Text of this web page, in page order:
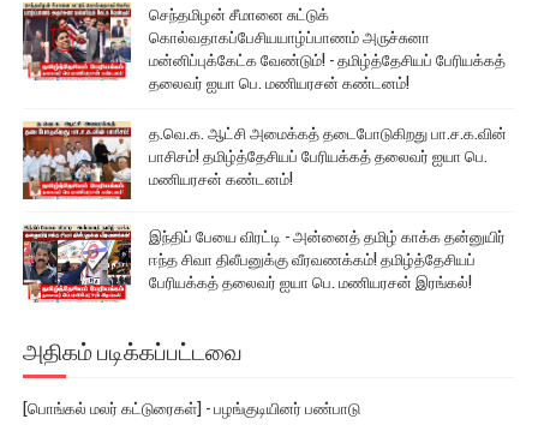
செந்தமிழன் சீமானை சுட்டுக்
கொல்வதாகப்பேசியயாழ்ப்பாணம் அருச்சுனா
மன்னிப்புக்கேட்க வேண்டும்! - தமிழ்த்தேசியப் பேரியக்கத்
தலைவர் ஐயா பெ. மணியரசன் கண்டனம்!
த.வெ.க. ஆட்சி அமைக்கத் தடைபோடுகிறது பா.ச.க.வின்
பாசிசம்! தமிழ்த்தேசியப் பேரியக்கத் தலைவர் ஐயா பெ.
மணியரசன் கண்டனம்!
இந்திப் பேயை விரட்டி - அன்னைத் தமிழ் காக்க தன்னுயிர்
ஈந்த சிவா திலீபனுக்கு வீரவணக்கம்! தமிழ்த்தேசியப்
பேரியக்கத் தலைவர் ஐயா பெ. மணியரசன் இரங்கல்!
அதிகம் படிக்கப்பட்டவை
[பொங்கல் மலர் கட்டுரைகள்] - பழங்குடியினர் பண்பாடு